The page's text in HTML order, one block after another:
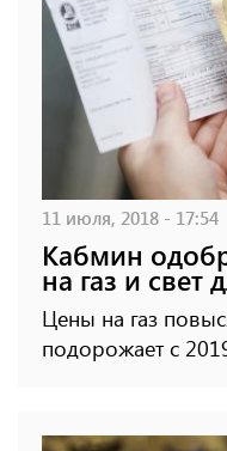
11 июля, 2018 - 17:54
Кабмин
на газ и свет
Цены на газ
подорожает с